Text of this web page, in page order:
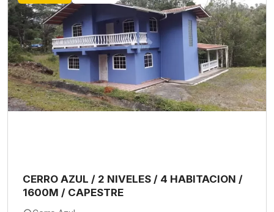
CERRO AZUL / 2 NIVELES / 4 HABITACION /
1600M / CAPESTRE